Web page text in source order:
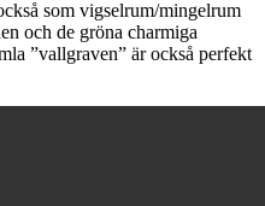
som vigselrum/mingelrum
och de gröna charmiga
”vallgraven” är också perfekt